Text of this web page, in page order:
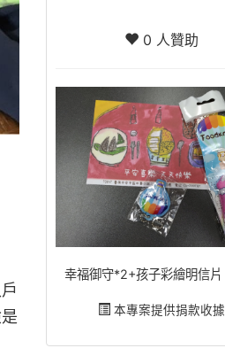
0 人贊助
幸福御守*2+孩子彩繪明信片
本專案提供捐款收據